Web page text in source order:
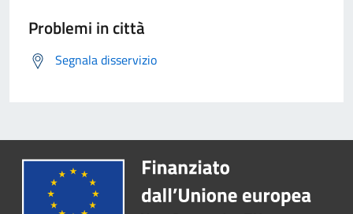
Problemi in città
Segnala disservizio